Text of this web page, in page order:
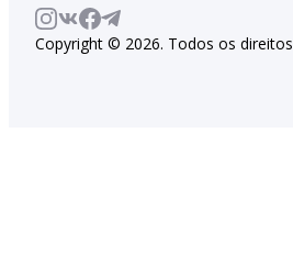
Copyright © 2026. Todos os